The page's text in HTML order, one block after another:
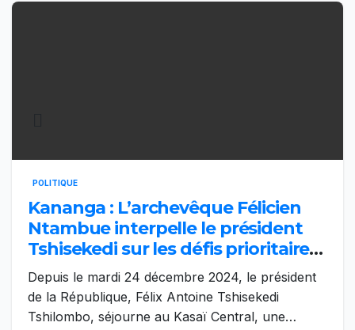
POLITIQUE
Kananga : L’archevêque Félicien
Ntambue interpelle le président
Tshisekedi sur les défis prioritaires
du Kasaï Central
Depuis le mardi 24 décembre 2024, le président
de la République, Félix Antoine Tshisekedi
Tshilombo, séjourne au Kasaï Central, une…